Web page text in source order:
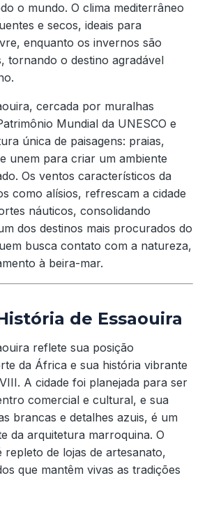
o mundo. O clima mediterrâneo
e secos, ideais para
enquanto os invernos são
tornando o destino agradável
cercada por muralhas
Mundial da UNESCO e
única de paisagens: praias,
unem para criar um ambiente
Os ventos característicos da
como alísios, refrescam a cidade
náuticos, consolidando
dos destinos mais procurados do
busca contato com a natureza,
à beira-mar.
de Essaouira
reflete sua posição
da África e sua história vibrante
A cidade foi planejada para ser
comercial e cultural, e sua
brancas e detalhes azuis, é um
da arquitetura marroquina. O
de lojas de artesanato,
que mantêm vivas as tradições